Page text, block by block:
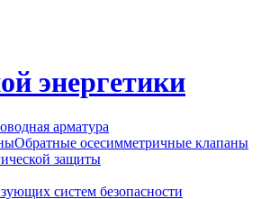
энергетики
арматура
Обратные осесимметричные клапаны
защиты
систем безопасности